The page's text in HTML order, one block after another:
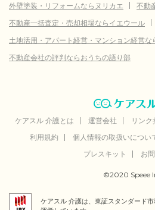
外壁塗装・リフォームならヌリカエ
不動
不動産一括査定・売却相場ならイエウール
土地活用・アパート経営・マンション経営な
不動産会社の評判ならおうちの語り部
ケアスル 介護とは 運営会社 リン
利用規約
個人情報の取扱いについ
プレスキット
お
©2020 Speee
ケアスル 介護は、東証スタンダード